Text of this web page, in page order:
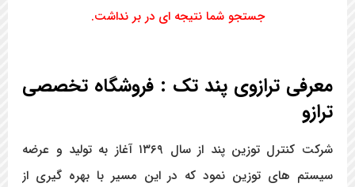
جستجو شما نتیجه ای در بر نداشت.
معرفی ترازوی پند تک : فروشگاه تخصصی
ترازو
شرکت کنترل توزین پند از سال ۱۳۶۹ آغاز به تولید و عرضه
سیستم های توزین نمود که در این مسیر با بهره گیری از